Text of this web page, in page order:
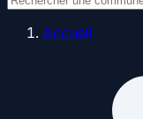
Accueil